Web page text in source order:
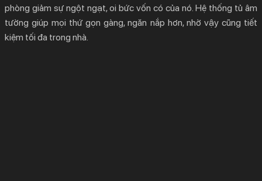
phòng giảm sự ngột ngạt, oi bức vốn có của nó. Hệ thống tủ âm
tường giúp mọi thứ gọn gàng, ngăn nắp hơn, nhờ vậy cũng tiết
kiệm tối đa trong nhà.